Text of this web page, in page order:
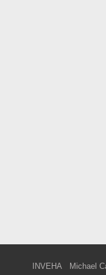
INVEHA
Michael